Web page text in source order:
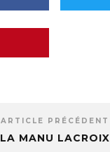
ARTICLE PRÉCÉDENT
LA MANU LACROIX